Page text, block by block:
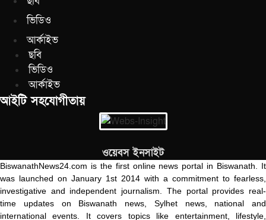
ভিডিও
আর্কাইভ
ছবি
ভিডিও
আর্কাইভ
আইটি সহযোগীতায়
ওয়েবস ইনসাইট
BiswanathNews24.com is the first online news portal in Biswanath. It
was launched on January 1st 2014 with a commitment to fearless,
investigative and independent journalism. The portal provides real-
time updates on Biswanath news, Sylhet news, national and
international events. It covers topics like entertainment, lifestyle,